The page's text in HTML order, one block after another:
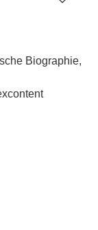
Biographie,